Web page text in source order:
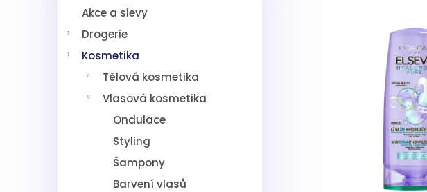
Akce a slevy
Drogerie
Kosmetika
Tělová kosmetika
Vlasová kosmetika
Ondulace
Styling
Šampony
Barvení vlasů